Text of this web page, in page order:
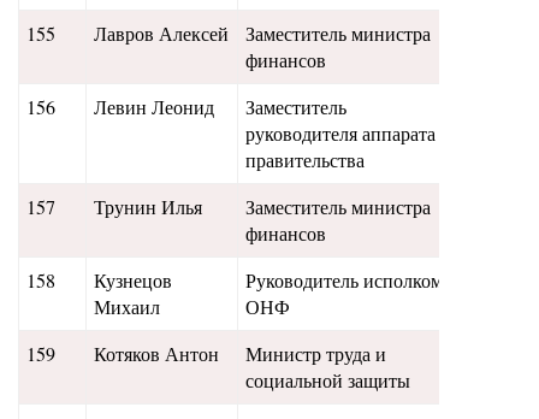
155 Лавров Алексей
Заместитель министра
финансов
156 Левин Леонид
Заместитель
руководителя аппарата
правительства
157 Трунин Илья
Заместитель министра
финансов
158
Кузнецов
Михаил
Руководитель исполкома
ОНФ
159 Котяков Антон
Министр труда и
социальной защиты